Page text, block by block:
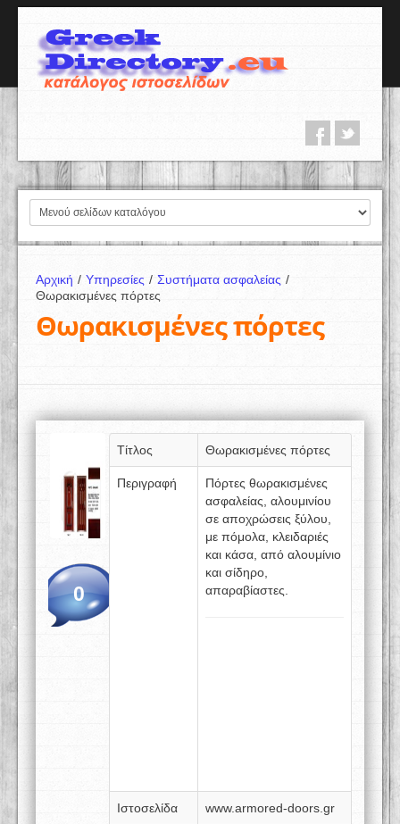
Αρχική / Υπηρεσίες / Συστήματα ασφαλείας /
Θωρακισμένες πόρτες
Θωρακισμένες πόρτες
0
Τίτλος Θωρακισμένες πόρτες
Περιγραφή
Πόρτες θωρακισμένες
ασφαλείας, αλουμινίου
σε αποχρώσεις ξύλου,
με πόμολα, κλειδαριές
και κάσα, από αλουμίνιο
και σίδηρο,
απαραβίαστες.
Ιστοσελίδα www.armored-doors.gr